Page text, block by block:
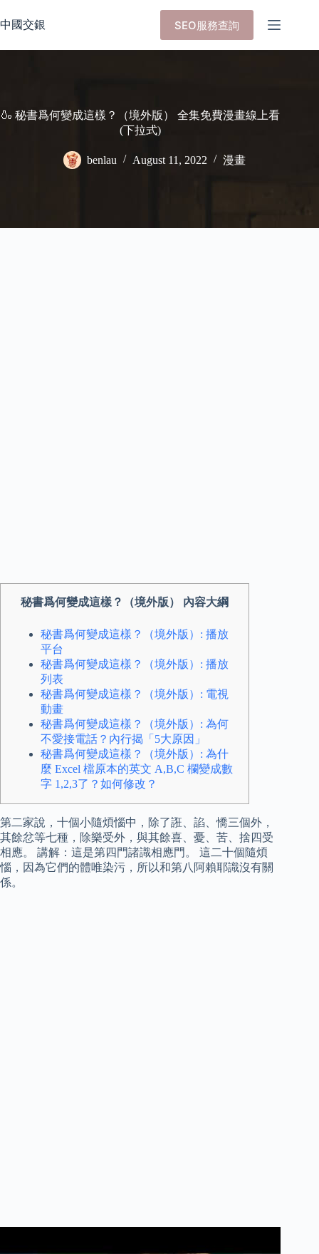
to
content
中國交銀 SEO服務查詢
🍶 秘書爲何變成這樣？（境外版） 全集免費漫畫線上看
(下拉式)
benlau August 11, 2022 漫畫
秘書爲何變成這樣？（境外版） 內容大綱
秘書爲何變成這樣？（境外版）: 播放
平台
秘書爲何變成這樣？（境外版）: 播放
列表
秘書爲何變成這樣？（境外版）: 電視
動畫
秘書爲何變成這樣？（境外版）: 為何
不愛接電話？內行揭「5大原因」
秘書爲何變成這樣？（境外版）: 為什
麼 Excel 檔原本的英文 A,B,C 欄變成數
字 1,2,3了？如何修改？
第二家說，十個小隨煩惱中，除了誑、諂、憍三個外，
其餘忿等七種，除樂受外，與其餘喜、憂、苦、捨四受
相應。 講解：這是第四門諸識相應門。 這二十個隨煩
惱，因為它們的體唯染污，所以和第八阿賴耶識沒有關
係。